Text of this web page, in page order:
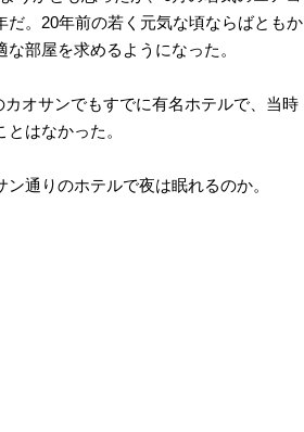
。20年前の若く元気な頃ならばともか
部屋を求めるようになった。
オサンでもすでに有名ホテルで、当時
はなかった。
通りのホテルで夜は眠れるのか。